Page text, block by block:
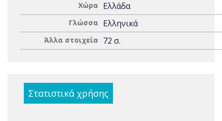
Χώρα Ελλάδα
Γλώσσα Ελληνικά
Άλλα στοιχεία 72 σ.
Στατιστικά χρήσης